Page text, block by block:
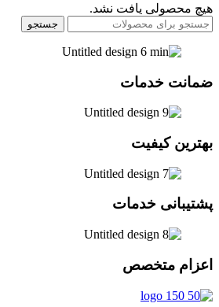
هیچ محصولی یافت نشد.
جستجو
ضمانت خدمات
بهترین کیفیت
پشتیبانی خدمات
اعزام متخصص